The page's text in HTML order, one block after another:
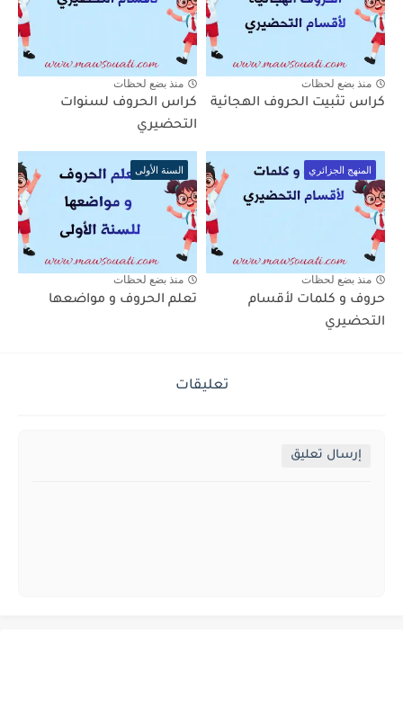
منذ بضع لحظات
كراس تثبيت الحروف الهجائية
منذ بضع لحظات
كراس الحروف لسنوات
التحضيري
المنهج الجزائري
منذ بضع لحظات
حروف و كلمات لأقسام
التحضيري
السنة الأولى
منذ بضع لحظات
تعلم الحروف و مواضعها
تعليقات
إرسال تعليق